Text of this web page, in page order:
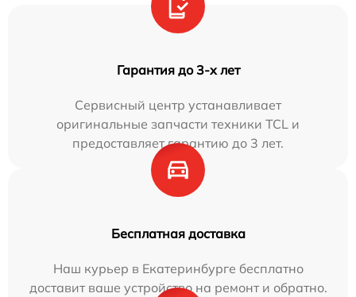
Гарантия до 3-х лет
Сервисный центр устанавливает
оригинальные запчасти техники TCL и
предоставляет гарантию до 3 лет.
Бесплатная доставка
Наш курьер в Екатеринбурге бесплатно
доставит ваше устройство на ремонт и обратно.